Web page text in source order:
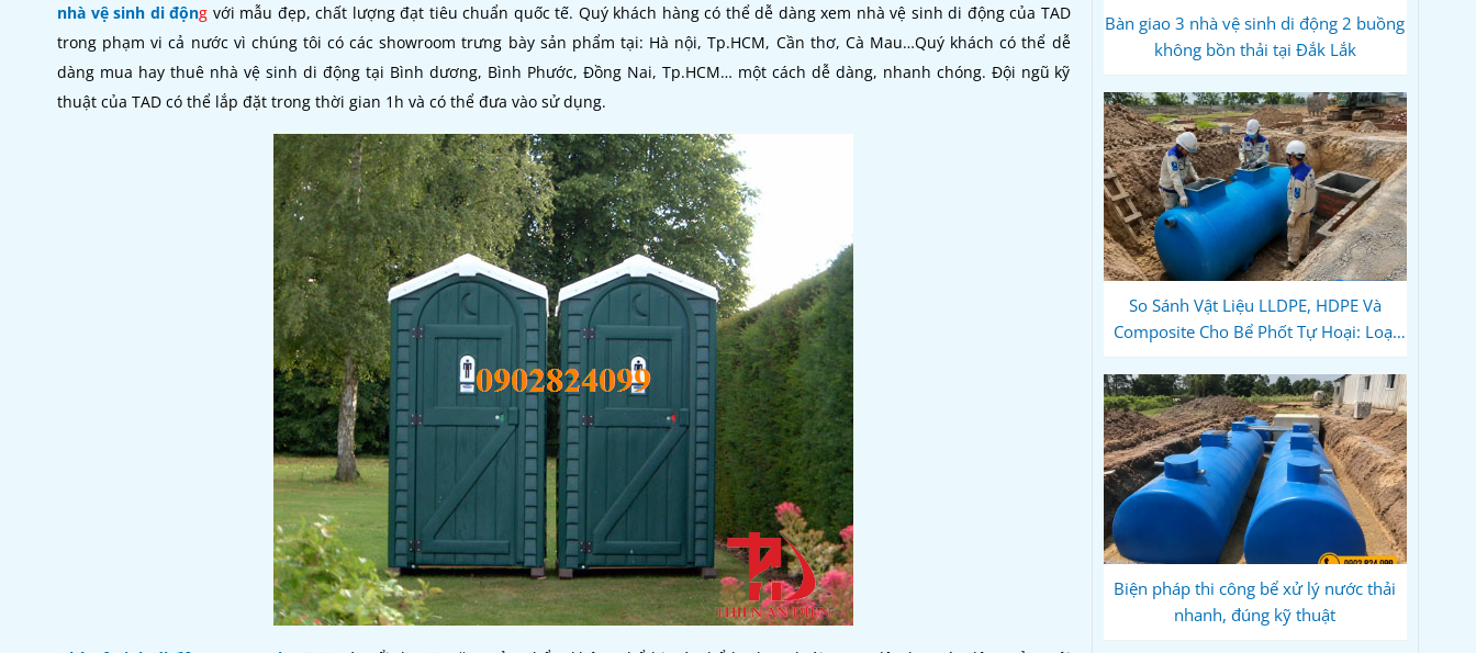
nhà vệ sinh di động với mẫu đẹp, chất lượng đạt tiêu chuẩn quốc tế. Quý khách hàng có thể dễ dàng xem nhà vệ sinh di động của TAD
trong phạm vi cả nước vì chúng tôi có các showroom trưng bày sản phẩm tại: Hà nội, Tp.HCM, Cần thơ, Cà Mau…Quý khách có thể dễ
dàng mua hay thuê nhà vệ sinh di động tại Bình dương, Bình Phước, Đồng Nai, Tp.HCM… một cách dễ dàng, nhanh chóng. Đội ngũ kỹ
thuật của TAD có thể lắp đặt trong thời gian 1h và có thể đưa vào sử dụng.
Bàn giao 3 nhà vệ sinh di động 2 buồng
không bồn thải tại Đắk Lắk
So Sánh Vật Liệu LLDPE, HDPE Và
Composite Cho Bể Phốt Tự Hoại: Loại
Biện pháp thi công bể xử lý nước thải
nhanh, đúng kỹ thuật